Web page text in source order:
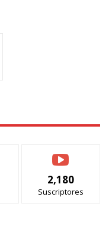
2,180
Suscriptores